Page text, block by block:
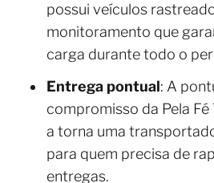
possui veículos
monitoramento que
carga durante todo o
Entrega pontual: A
compromisso da Pela
a torna uma
para quem precisa de
entregas.